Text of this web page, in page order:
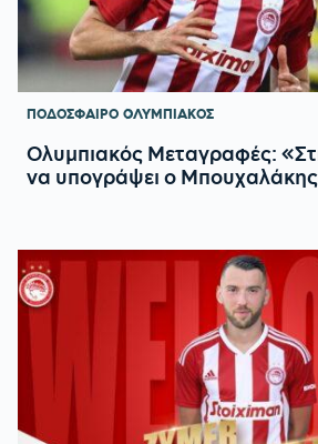
ΠΟΔΟΣΦΑΙΡΟ ΟΛΥΜΠΙΑΚΟΣ
Ολυμπιακός Μεταγραφές:
να υπογράψει ο